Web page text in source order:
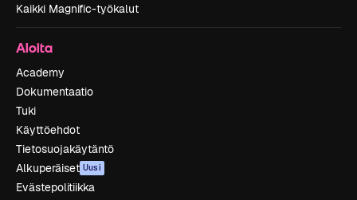
Kaikki Magnific-työkalut
Aloita
Academy
Dokumentaatio
Tuki
Käyttöehdot
Tietosuojakäytäntö
Alkuperäiset Uusi
Evästepolitiikka